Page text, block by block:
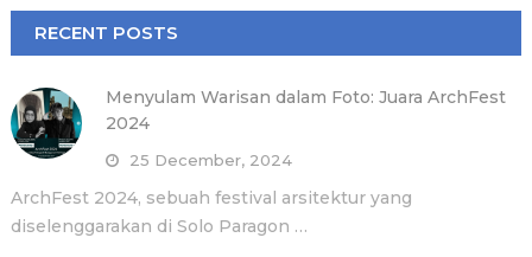
RECENT POSTS
Menyulam Warisan dalam Foto: Juara ArchFest
2024
25 December, 2024
ArchFest 2024, sebuah festival arsitektur yang
diselenggarakan di Solo Paragon …